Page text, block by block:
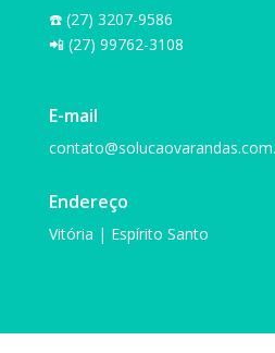
☎️ (27) 3207-9586
📲 (27) 99762-3108
E-mail
Endereço
Vitória | Espírito Santo